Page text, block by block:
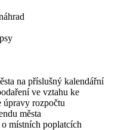
na příslušný kalendářní
ve vztahu ke
úpravy rozpočtu
města
místních poplatcích